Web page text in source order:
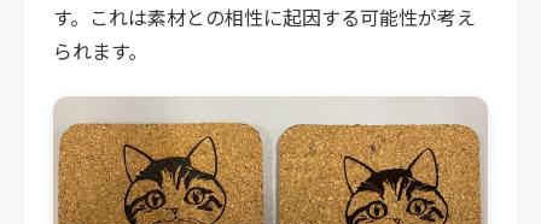
す。これは素材との相性に起因する可能性が考え
られます。